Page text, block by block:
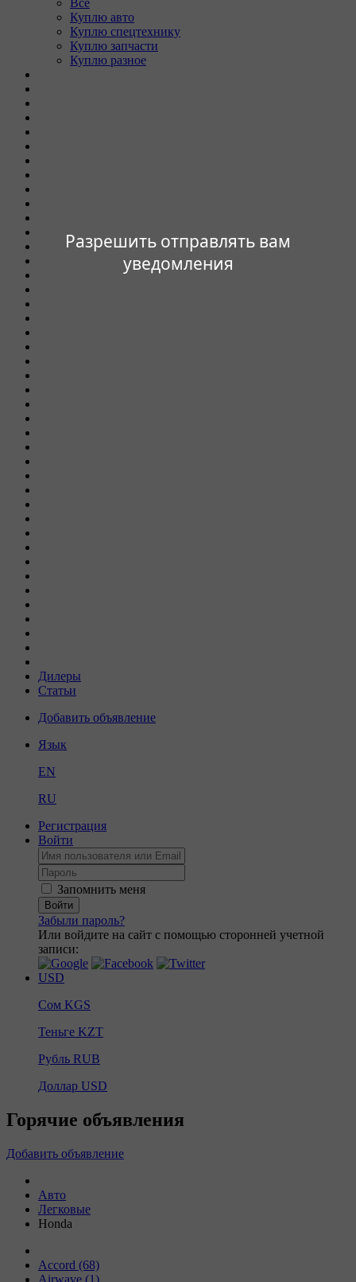
Разрешить отправлять вам
уведомления
Все
Куплю авто
Куплю спецтехнику
Куплю запчасти
Куплю разное
Дилеры
Статьи
Добавить объявление
Язык
EN
RU
Регистрация
Войти
Запомнить меня
Войти
Забыли пароль?
Или войдите на сайт с помощью сторонней учетной
записи:
USD
Сом KGS
Теньге KZT
Рубль RUB
Доллар USD
Горячие объявления
Добавить объявление
Авто
Легковые
Honda
Accord (68)
Airwave (1)